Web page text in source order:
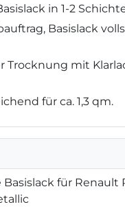
in 1-2
Basislack
Trocknung mit
für ca. 1,3 qm.
für Renault